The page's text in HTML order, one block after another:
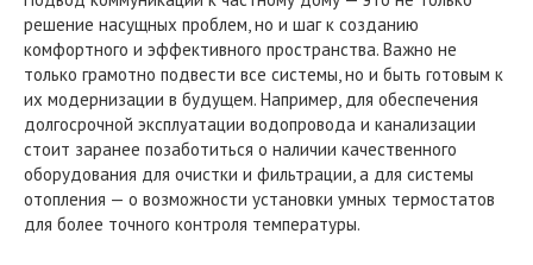
решение насущных проблем, но и шаг к созданию
комфортного и эффективного пространства. Важно не
только грамотно подвести все системы, но и быть готовым к
их модернизации в будущем. Например, для обеспечения
долгосрочной эксплуатации водопровода и канализации
стоит заранее позаботиться о наличии качественного
оборудования для очистки и фильтрации, а для системы
отопления — о возможности установки умных термостатов
для более точного контроля температуры.